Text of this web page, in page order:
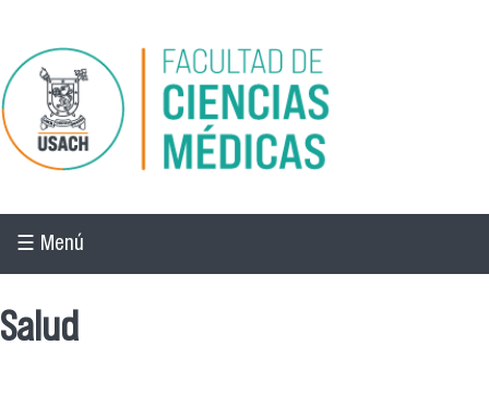
Pasar al contenido principal
☰ Menú
Salud